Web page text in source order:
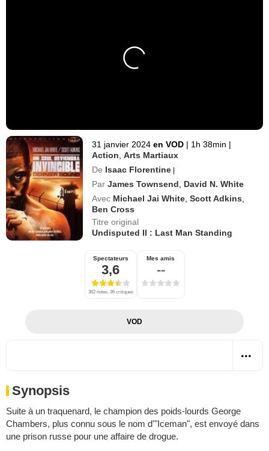
31 janvier 2024 en VOD | 1h 38min |
Action ,Arts Martiaux
De Isaac Florentine |
Par James Townsend
David N. White
Avec Michael Jai White ,Scott Adkins
Ben Cross
Titre original
Undisputed II : Last Man Standing
Spectateurs
3,6
362 notes, 36 critiques
Mes amis
--
VOD
Synopsis
Suite à un traquenard, le champion des poids-lourds George
Chambers, plus connu sous le nom d'"Iceman", est envoyé dans
une prison russe pour une affaire de drogue.